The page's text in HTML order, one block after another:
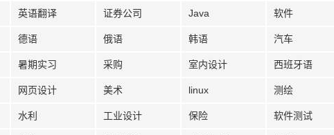
英语翻译 证券公司 Java 软件
德语 俄语 韩语 汽车
暑期实习 采购 室内设计 西班牙语
网页设计 美术 linux 测绘
水利 工业设计 保险 软件测试